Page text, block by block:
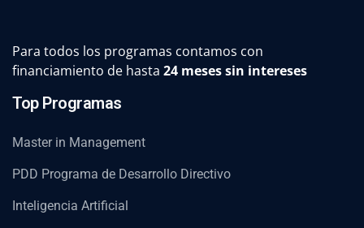
Para todos los programas contamos con
financiamiento de hasta 24 meses sin intereses
Top Programas
Master in Management
PDD Programa de Desarrollo Directivo
Inteligencia Artificial